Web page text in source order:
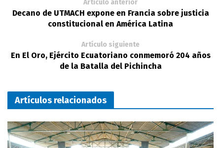
Artículo anterior
Decano de UTMACH expone en Francia sobre justicia
constitucional en América Latina
Artículo siguiente
En El Oro, Ejército Ecuatoriano conmemoró 204 años
de la Batalla del Pichincha
Artículos relacionados